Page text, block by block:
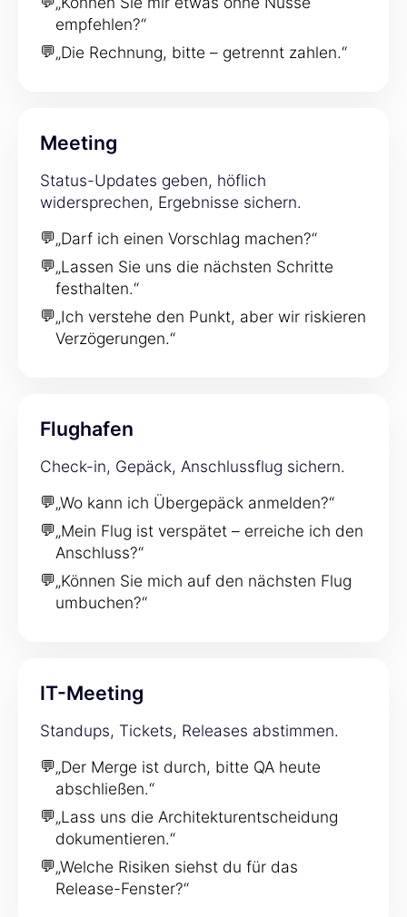
empfehlen?“
💬„Die Rechnung, bitte – getrennt zahlen.“
Meeting
Status-Updates geben, höflich
widersprechen, Ergebnisse sichern.
💬„Darf ich einen Vorschlag machen?“
💬„Lassen Sie uns die nächsten Schritte
festhalten.“
💬„Ich verstehe den Punkt, aber wir riskieren
Verzögerungen.“
Flughafen
Check-in, Gepäck, Anschlussflug sichern.
💬„Wo kann ich Übergepäck anmelden?“
💬„Mein Flug ist verspätet – erreiche ich den
Anschluss?“
💬„Können Sie mich auf den nächsten Flug
umbuchen?“
IT-Meeting
Standups, Tickets, Releases abstimmen.
💬„Der Merge ist durch, bitte QA heute
abschließen.“
💬„Lass uns die Architekturentscheidung
dokumentieren.“
💬„Welche Risiken siehst du für das
Release-Fenster?“